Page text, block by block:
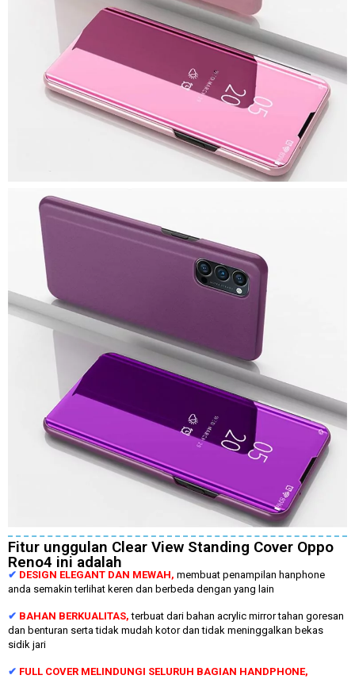
Fitur unggulan Clear View Standing Cover Oppo
Reno4 ini adalah
✔ DESIGN ELEGANT DAN MEWAH, membuat penampilan hanphone
anda semakin terlihat keren dan berbeda dengan yang lain
✔ BAHAN BERKUALITAS,terbuat dari bahan acrylic mirror tahan goresan
dan benturan serta tidak mudah kotor dan tidak meninggalkan bekas
sidik jari
✔ FULL COVER MELINDUNGI SELURUH BAGIAN HANDPHONE,